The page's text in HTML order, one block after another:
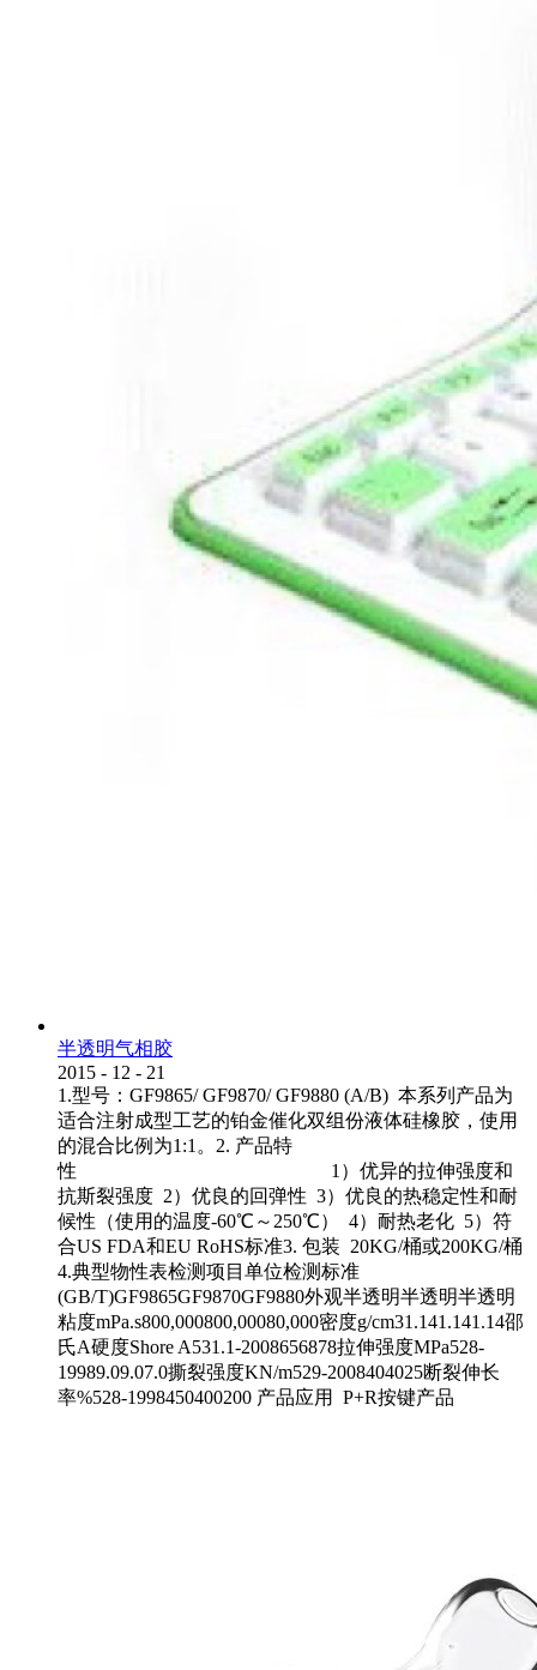
半透明气相胶
2015 - 12 - 21
1.型号：GF9865/ GF9870/ GF9880 (A/B) 本系列产品为
适合注射成型工艺的铂金催化双组份液体硅橡胶，使用
的混合比例为1:1。2. 产品特
性 1）优异的拉伸强度和
抗斯裂强度 2）优良的回弹性 3）优良的热稳定性和耐
候性（使用的温度-60℃～250℃） 4）耐热老化 5）符
合US FDA和EU RoHS标准3. 包装 20KG/桶或200KG/桶
4.典型物性表检测项目单位检测标准
(GB/T)GF9865GF9870GF9880外观半透明半透明半透明
粘度mPa.s800,000800,00080,000密度g/cm31.141.141.14邵
氏A硬度Shore A531.1-2008656878拉伸强度MPa528-
19989.09.07.0撕裂强度KN/m529-2008404025断裂伸长
率%528-1998450400200 产品应用 P+R按键产品